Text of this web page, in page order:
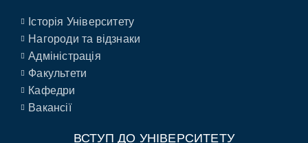
Історія Університету
Нагороди та відзнаки
Адміністрація
Факультети
Кафедри
Вакансії
ВСТУП ДО УНІВЕРСИТЕТУ